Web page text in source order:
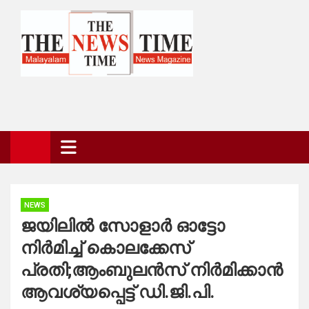
content
NEWS
ജയിലില്‍ സോളാര്‍ ഓട്ടോ
നിര്‍മിച്ച്‌ കൊലക്കേസ്
പ്രതി;ആംബുലൻസ് നിര്‍മിക്കാൻ
ആവശ്യപ്പെട്ട് ഡി.ജി.പി.